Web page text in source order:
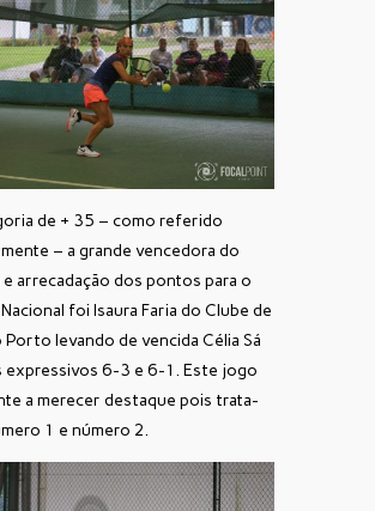
de + 35 – como referido
– a grande vencedora do
arrecadação dos pontos para o
foi Isaura Faria do Clube de
Porto levando de vencida Célia Sá
expressivos 6-3 e 6-1. Este jogo
a merecer destaque pois trata-
1 e número 2.